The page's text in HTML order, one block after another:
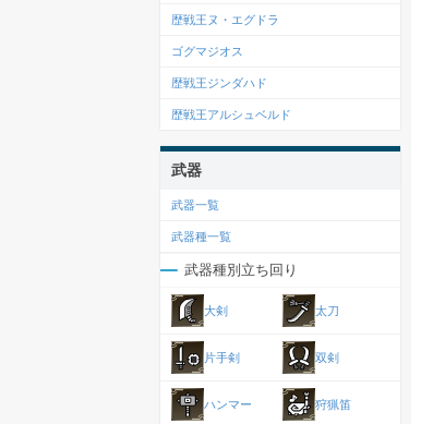
歴戦王ヌ・エグドラ
ゴグマジオス
歴戦王ジンダハド
歴戦王アルシュベルド
武器
武器一覧
武器種一覧
武器種別立ち回り
大剣 太刀
片手剣 双剣
ハンマー 狩猟笛